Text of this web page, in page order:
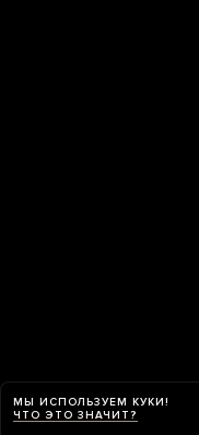
МЫ ИСПОЛЬЗУЕМ КУКИ!
ЧТО ЭТО ЗНАЧИТ?